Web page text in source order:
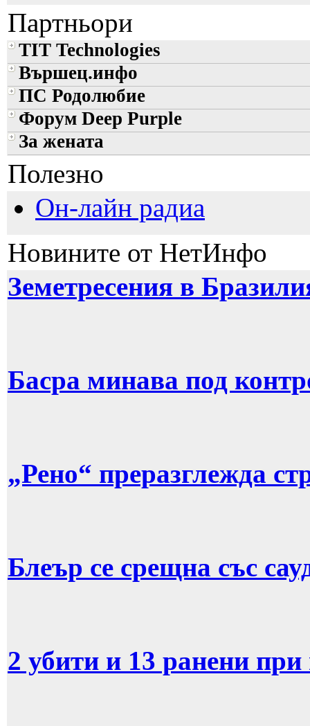
Партньори
TIT Technologies
Вършец.инфо
ПС Родолюбие
Форум Deep Purple
За жената
Полезно
Он-лайн радиа
Новините от НетИнфо
Земетресения в
Басра минава под
„Рено“ преразглежда
Блеър се срещна със
2 убити и 13 ранени при